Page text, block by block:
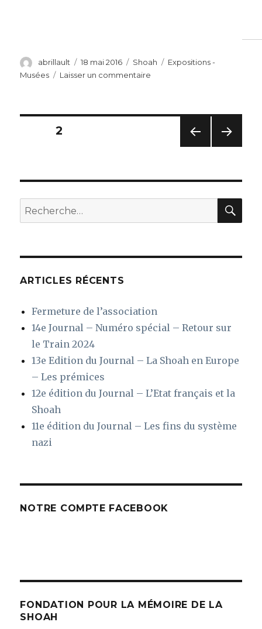
Auteur
abrillault
Publié
le
18 mai 2016 Catégories
Shoah Étiquettes
Expositions -
Musées
Laisser un commentaire
Navigation
articles
ÉDE
NTE
PAGE2
ANT
E
Recherche
pour
ARTICLES RÉCENTS
Fermeture de l’association
14e Journal – Numéro spécial – Retour sur
le Train 2024
13e Edition du Journal – La Shoah en Europe
– Les prémices
12e édition du Journal – L’Etat français et la
Shoah
11e édition du Journal – Les fins du système
nazi
NOTRE COMPTE FACEBOOK
FONDATION POUR LA MÉMOIRE DE LA
SHOAH